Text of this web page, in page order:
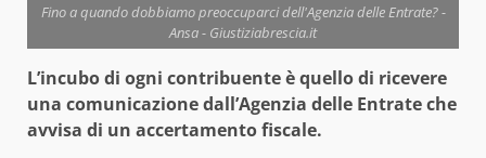
Fino a quando dobbiamo preoccuparci dell'Agenzia delle Entrate? -
Ansa - Giustiziabrescia.it
L’incubo di ogni contribuente è quello di ricevere
una comunicazione dall’Agenzia delle Entrate che
avvisa di un accertamento fiscale.